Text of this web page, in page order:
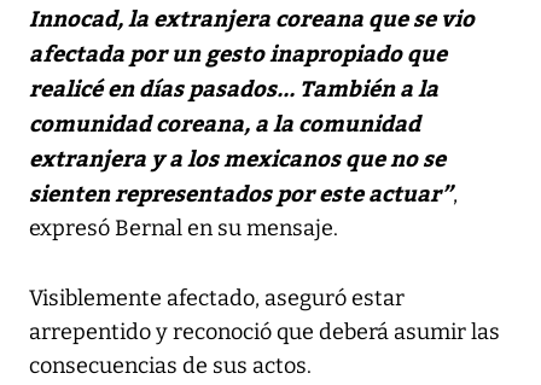
Innocad, la extranjera coreana que se vio
afectada por un gesto inapropiado que
realicé en días pasados... También a la
comunidad coreana, a la comunidad
extranjera y a los mexicanos que no se
sienten representados por este actuar”,
expresó Bernal en su mensaje.
Visiblemente afectado, aseguró estar
arrepentido y reconoció que deberá asumir las
consecuencias de sus actos.